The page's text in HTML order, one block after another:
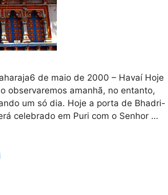
de maio de 2000 – Havaí Hoje
observaremos amanhã, no entanto,
um só dia. Hoje a porta de Bhadri-
celebrado em Puri com o Senhor …